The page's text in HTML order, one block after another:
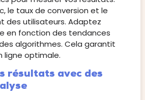
le taux de conversion et le
des utilisateurs. Adaptez
en fonction des tendances
algorithmes. Cela garantit
ligne optimale.
résultats avec des